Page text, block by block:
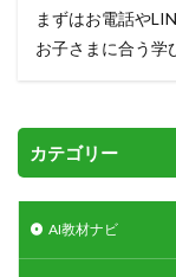
まずはお電話や
お子さまに合う学
カテゴリー
AI教材ナビ